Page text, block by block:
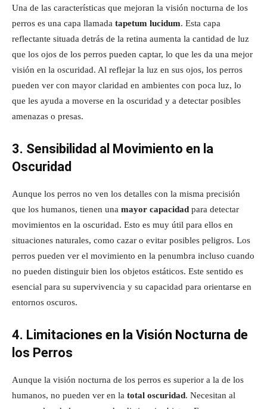
Una de las características que mejoran la visión nocturna de los
perros es una capa llamada tapetum lucidum. Esta capa
reflectante situada detrás de la retina aumenta la cantidad de luz
que los ojos de los perros pueden captar, lo que les da una mejor
visión en la oscuridad. Al reflejar la luz en sus ojos, los perros
pueden ver con mayor claridad en ambientes con poca luz, lo
que les ayuda a moverse en la oscuridad y a detectar posibles
amenazas o presas.
3. Sensibilidad al Movimiento en la
Oscuridad
Aunque los perros no ven los detalles con la misma precisión
que los humanos, tienen una mayor capacidad para detectar
movimientos en la oscuridad. Esto es muy útil para ellos en
situaciones naturales, como cazar o evitar posibles peligros. Los
perros pueden ver el movimiento en la penumbra incluso cuando
no pueden distinguir bien los objetos estáticos. Este sentido es
esencial para su supervivencia y su capacidad para orientarse en
entornos oscuros.
4. Limitaciones en la Visión Nocturna de
los Perros
Aunque la visión nocturna de los perros es superior a la de los
humanos, no pueden ver en la total oscuridad. Necesitan al